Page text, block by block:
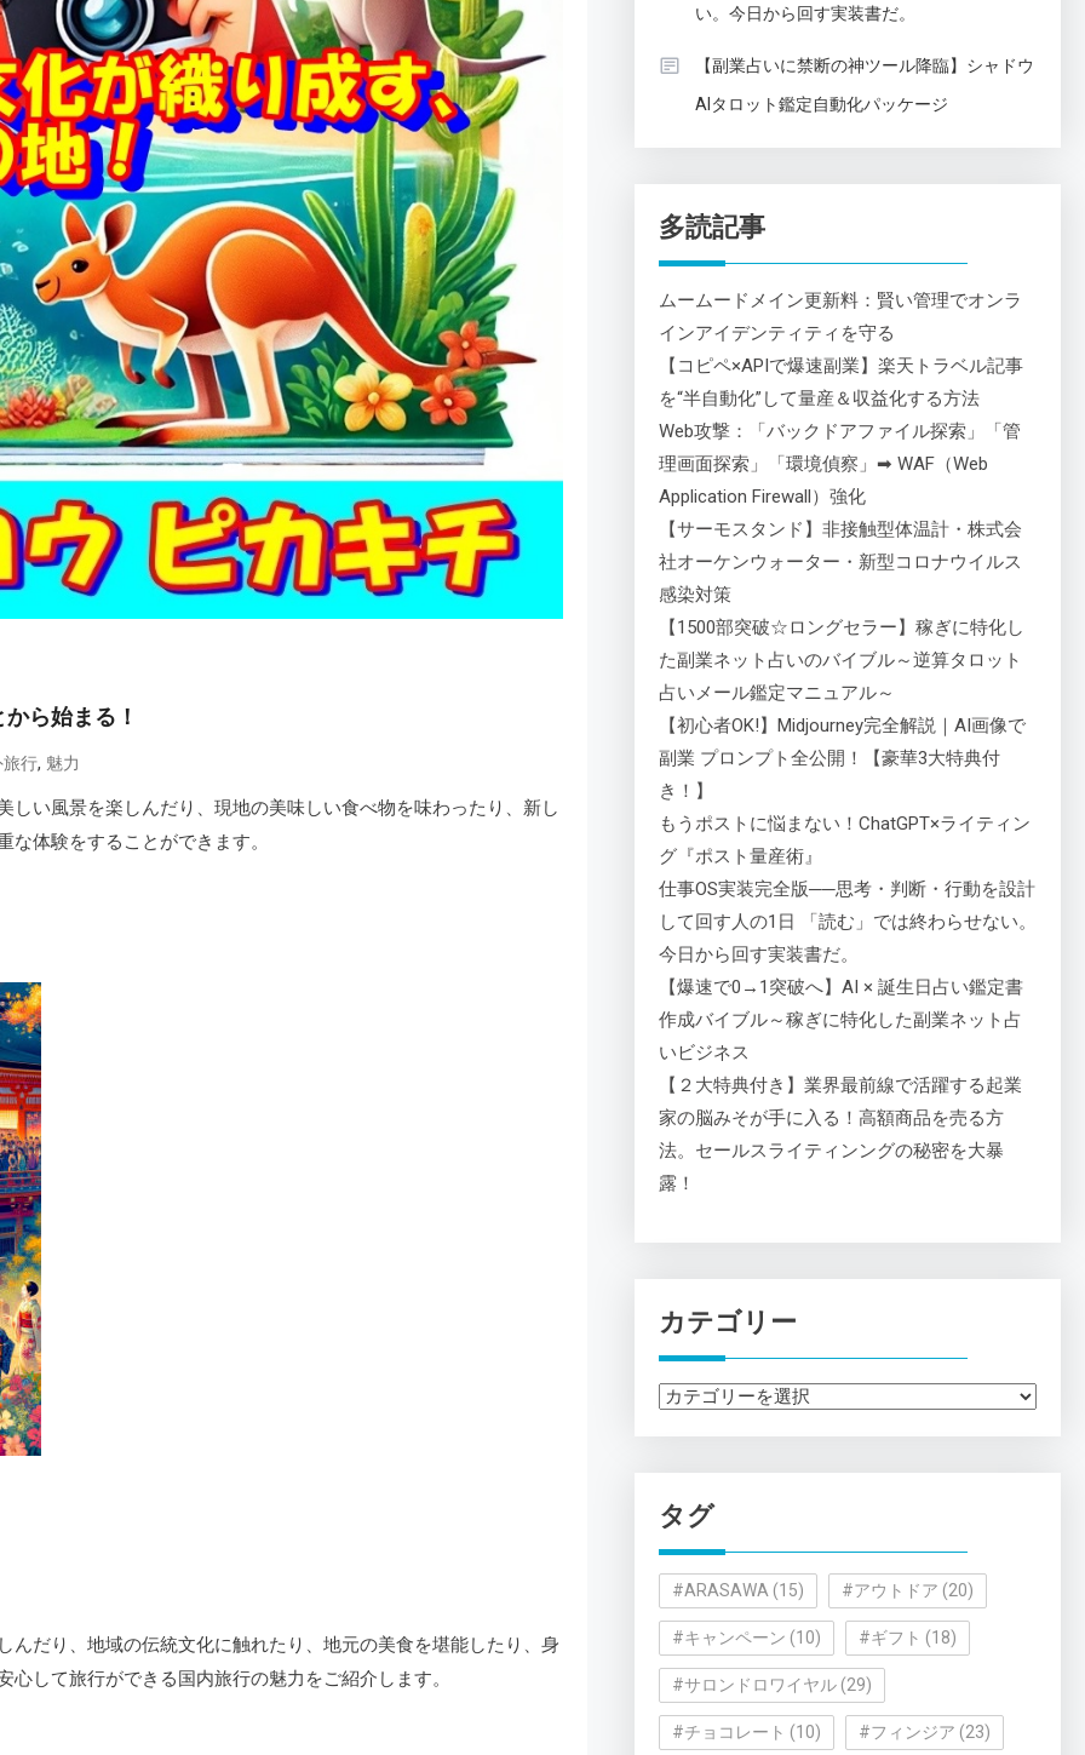
ら始まる！
旅行, 魅力
い風景を楽しんだり、現地の美味しい食べ物を味わったり、新し
体験をすることができます。
だり、地域の伝統文化に触れたり、地元の美食を堪能したり、身
して旅行ができる国内旅行の魅力をご紹介します。
い。今日から回す実装書だ。
【副業占いに禁断の神ツール降臨】シャドウ
AIタロット鑑定自動化パッケージ
多読記事
ムームードメイン更新料：賢い管理でオンラ
インアイデンティティを守る
【コピペ×APIで爆速副業】楽天トラベル記事
を“半自動化”して量産＆収益化する方法
Web攻撃：「バックドアファイル探索」「管
理画面探索」「環境偵察」➡ WAF（Web
Application Firewall）強化
【サーモスタンド】非接触型体温計・株式会
社オーケンウォーター・新型コロナウイルス
感染対策
【1500部突破☆ロングセラー】稼ぎに特化し
た副業ネット占いのバイブル～逆算タロット
占いメール鑑定マニュアル～
【初心者OK!】Midjourney完全解説｜AI画像で
副業 プロンプト全公開！【豪華3大特典付
き！】
もうポストに悩まない！ChatGPT×ライティン
グ『ポスト量産術』
仕事OS実装完全版──思考・判断・行動を設計
して回す人の1日 「読む」では終わらせない。
今日から回す実装書だ。
【爆速で0→1突破へ】AI × 誕生日占い鑑定書
作成バイブル～稼ぎに特化した副業ネット占
いビジネス
【２大特典付き】業界最前線で活躍する起業
家の脳みそが手に入る！高額商品を売る方
法。セールスライティンングの秘密を大暴
露！
カテゴリー
カ
ー
タグ
#ARASAWA (15) #アウトドア (20)
#キャンペーン (10) #ギフト (18)
#サロンドロワイヤル(29)
#チョコレート (10) #フィンジア (23)